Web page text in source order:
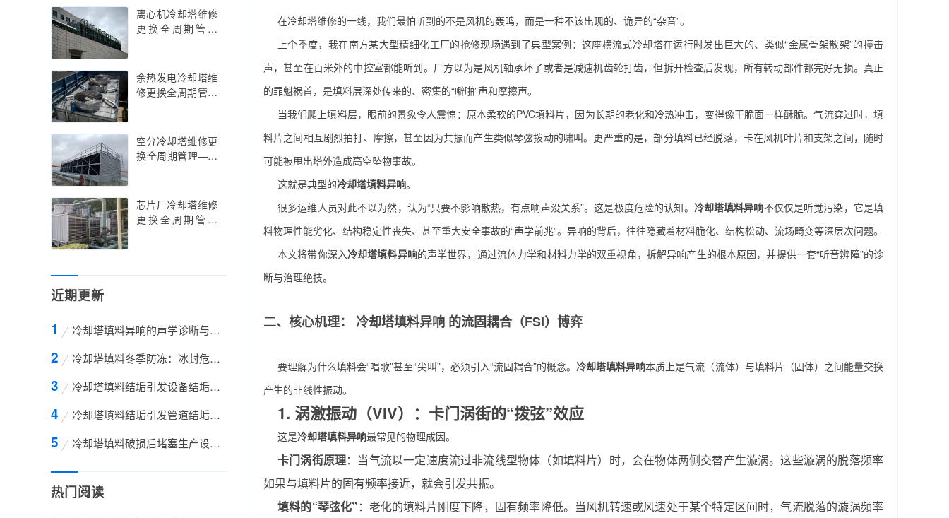
离心机冷却塔维修
更换全周期管理
新与精密部件适配
指南，离心机冷却
余热发电冷却塔维
修更换全周期管理
创新与节能策略实
践指南，余热发电
空分冷却塔维修更
换全周期管理——
能升级实践指南，
空分冷却塔维修更
芯片厂冷却塔维修
更换全周期管理
配指南，芯片厂冷
策略
近期更新
冷却塔填料异响的声学诊断与流固耦合机理深度
冷却塔填料冬季防冻：冰封危机下的材质保护与流
冷却塔填料结垢引发设备结垢的连锁反应机制与
冷却塔填料结垢引发管道结垢的连锁反应机制与
冷却塔填料破损后堵塞生产设备：连锁反应机制与
热门阅读
在冷却塔维修的一线，我们最怕听到的不是风机的轰鸣，而是一种不该出现的、诡异的“杂音”。
上个季度，我在南方某大型精细化工厂的抢修现场遇到了典型案例：这座横流式冷却塔在运行时发出巨大的、类似“金属骨架散架”的撞击
声，甚至在百米外的中控室都能听到。厂方以为是风机轴承坏了或者是减速机齿轮打齿，但拆开检查后发现，所有转动部件都完好无损。真正
的罪魁祸首，是填料层深处传来的、密集的“噼啪”声和摩擦声。
当我们爬上填料层，眼前的景象令人震惊：原本柔软的PVC填料片，因为长期的老化和冷热冲击，变得像干脆面一样酥脆。气流穿过时，填
料片之间相互剧烈拍打、摩擦，甚至因为共振而产生类似琴弦拨动的啸叫。更严重的是，部分填料已经脱落，卡在风机叶片和支架之间，随时
可能被甩出塔外造成高空坠物事故。
这就是典型的冷却塔填料异响。
很多运维人员对此不以为然，认为“只要不影响散热，有点响声没关系”。这是极度危险的认知。 冷却塔填料异响不仅仅是听觉污染，它是填
料物理性能劣化、结构稳定性丧失、甚至重大安全事故的“声学前兆”。异响的背后，往往隐藏着材料脆化、结构松动、流场畸变等深层次问题。
本文将带你深入冷却塔填料异响的声学世界，通过流体力学和材料力学的双重视角，拆解异响产生的根本原因，并提供一套“听音辨障”的诊
断与治理绝技。
二、核心机理： 冷却塔填料异响 的流固耦合（FSI）博弈
要理解为什么填料会“唱歌”甚至“尖叫”，必须引入“流固耦合”的概念。冷却塔填料异响本质上是气流（流体）与填料片（固体）之间能量交换
产生的非线性振动。
1. 涡激振动（VIV）：卡门涡街的“拨弦”效应
这是冷却塔填料异响最常见的物理成因。
卡门涡街原理：当气流以一定速度流过非流线型物体（如填料片）时，会在物体两侧交替产生漩涡。这些漩涡的脱落频率
如果与填料片的固有频率接近，就会引发共振。
填料的“琴弦化” ：老化的填料片刚度下降，固有频率降低。当风机转速或风速处于某个特定区间时，气流脱落的漩涡频率